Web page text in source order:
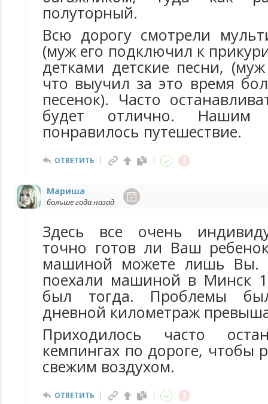
полуторный.
Всю дорогу смотрели
(муж его подключил к
детками детские песни,
что выучил за это время
песенок). Часто
будет отлично. Нашим
понравилось путешествие.
ОТВЕТИТЬ
Мариша
больше года назад
Здесь все очень
точно готов ли Ваш
машиной можете лишь Вы.
поехали машиной в Минск
был тогда. Проблемы
дневной километраж
Приходилось часто
кемпингах по дороге, чтобы
свежим воздухом.
ОТВЕТИТЬ